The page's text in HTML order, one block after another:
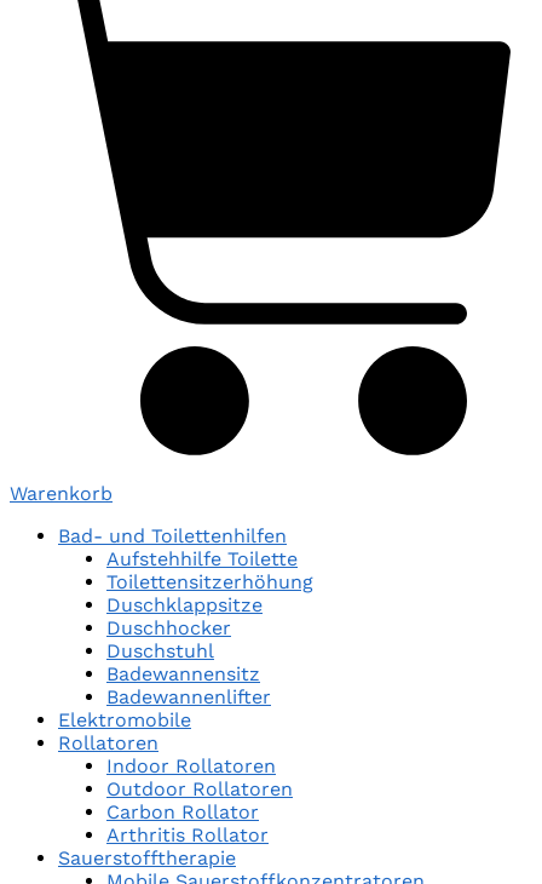
Warenkorb
Bad- und Toilettenhilfen
Aufstehhilfe Toilette
Toilettensitzerhöhung
Duschklappsitze
Duschhocker
Duschstuhl
Badewannensitz
Badewannenlifter
Elektromobile
Rollatoren
Indoor Rollatoren
Outdoor Rollatoren
Carbon Rollator
Arthritis Rollator
Sauerstofftherapie